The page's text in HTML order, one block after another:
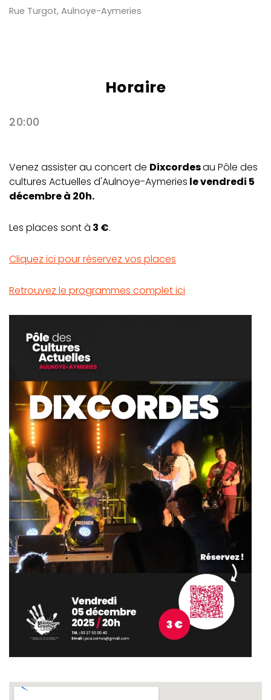
Rue Turgot, Aulnoye-Aymeries
Horaire
20:00
Venez assister au concert de Dixcordesau Pôle des
cultures Actuelles d'Aulnoye-Aymeries le vendredi 5
décembre à 20h.
Les places sont à 3 €.
Cliquez ici pour réservez vos places
Retrouvez le programmes complet ici